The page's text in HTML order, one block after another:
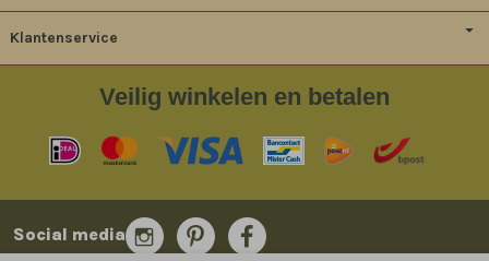
Klantenservice
Veilig winkelen en betalen
Social media